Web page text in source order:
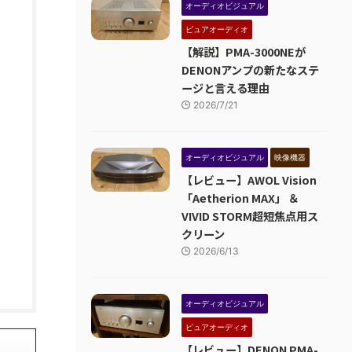
オーディオビジュアル
ピュアオーディオ
【解説】PMA-3000NEが
DENONアンプの新たなステ
ージと言える理由
2026/7/21
オーディオビジュアル 映像機器
【レビュー】AWOL Vision
「Aetherion MAX」 ＆
VIVID STORM超短焦点用ス
クリーン
2026/6/13
オーディオビジュアル
ピュアオーディオ